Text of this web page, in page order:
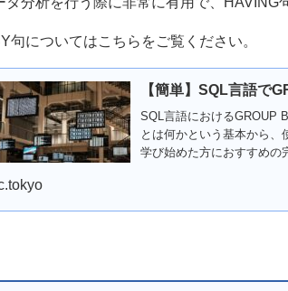
句についてはこちらをご覧ください。
【簡単】SQL言語で
SQL言語におけるGROUP
とは何かという基本から、
学び始めた方におすすめの